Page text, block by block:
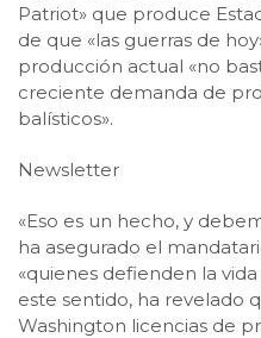
Patriot» que produce
de que «las guerras de
producción actual «no
creciente demanda de
balísticos».
Newsletter
«Eso es un hecho, y
ha asegurado el
«quienes defienden la
este sentido, ha revelado
Washington licencias de